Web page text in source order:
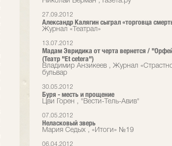
27.09.2012
Александр Калягин сыграл «торговца
Журнал «Театрал»
13.07.2012
Мадам Эвридика от черта вернется /
(Театр "Et cetera")
Владимир Анзикеев , Журнал
бульвар
30.05.2012
Буря - месть и прощение
Цви Горен , "Вести-Тель-Авив"
07.05.2012
Неласковый зверь
Мария Седых , «Итоги» №19
06.04.2012